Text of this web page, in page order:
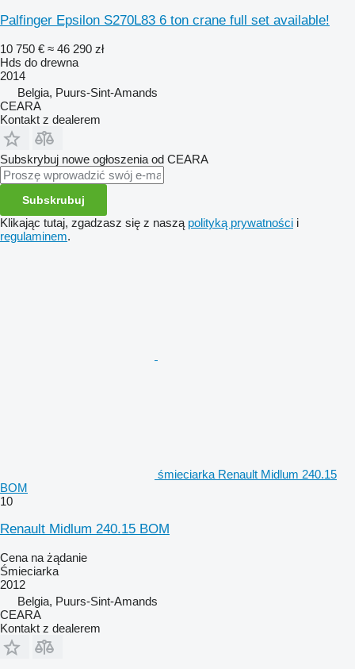
Palfinger Epsilon S270L83 6 ton crane full set available!
10 750 € ≈ 46 290 zł
Hds do drewna
2014
Belgia, Puurs-Sint-Amands
CEARA
Kontakt z dealerem
Subskrybuj nowe ogłoszenia od CEARA
Subskrubuj
Klikając tutaj, zgadzasz się z naszą polityką prywatności i
regulaminem.
śmieciarka Renault Midlum 240.15
BOM
10
Renault Midlum 240.15 BOM
Cena na żądanie
Śmieciarka
2012
Belgia, Puurs-Sint-Amands
CEARA
Kontakt z dealerem